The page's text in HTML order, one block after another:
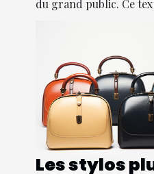
du grand public. Ce
Les stylos